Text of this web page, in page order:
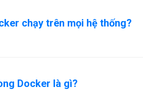
chạy trên mọi hệ thống?
Docker là gì?